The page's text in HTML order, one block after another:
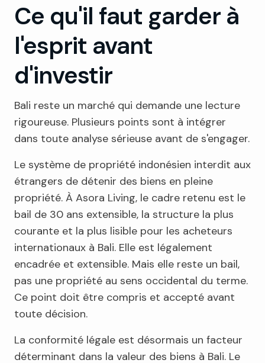
Ce qu'il faut garder à
l'esprit avant
d'investir
Bali reste un marché qui demande une lecture
rigoureuse. Plusieurs points sont à intégrer
dans toute analyse sérieuse avant de s'engager.
Le système de propriété indonésien interdit aux
étrangers de détenir des biens en pleine
propriété. À Asora Living, le cadre retenu est le
bail de 30 ans extensible, la structure la plus
courante et la plus lisible pour les acheteurs
internationaux à Bali. Elle est légalement
encadrée et extensible. Mais elle reste un bail,
pas une propriété au sens occidental du terme.
Ce point doit être compris et accepté avant
toute décision.
La conformité légale est désormais un facteur
déterminant dans la valeur des biens à Bali. Le